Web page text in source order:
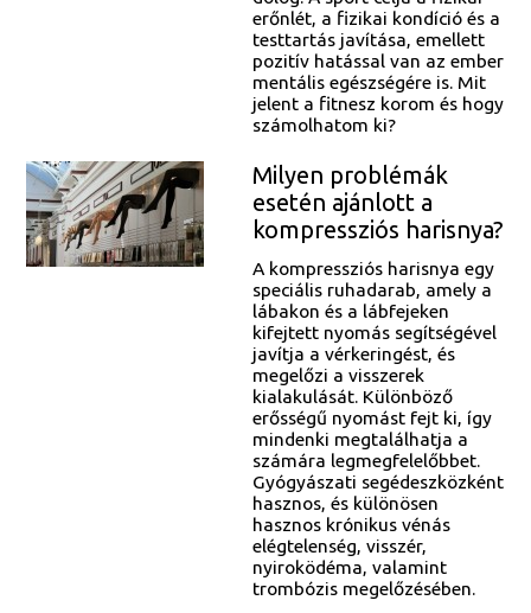
erőnlét, a fizikai kondíció és a
testtartás javítása, emellett
pozitív hatással van az ember
mentális egészségére is. Mit
jelent a fitnesz korom és hogy
számolhatom ki?
Milyen problémák
esetén ajánlott a
kompressziós harisnya?
A kompressziós harisnya egy
speciális ruhadarab, amely a
lábakon és a lábfejeken
kifejtett nyomás segítségével
javítja a vérkeringést, és
megelőzi a visszerek
kialakulását. Különböző
erősségű nyomást fejt ki, így
mindenki megtalálhatja a
számára legmegfelelőbbet.
Gyógyászati segédeszközként
hasznos, és különösen
hasznos krónikus vénás
elégtelenség, visszér,
nyiroködéma, valamint
trombózis megelőzésében.